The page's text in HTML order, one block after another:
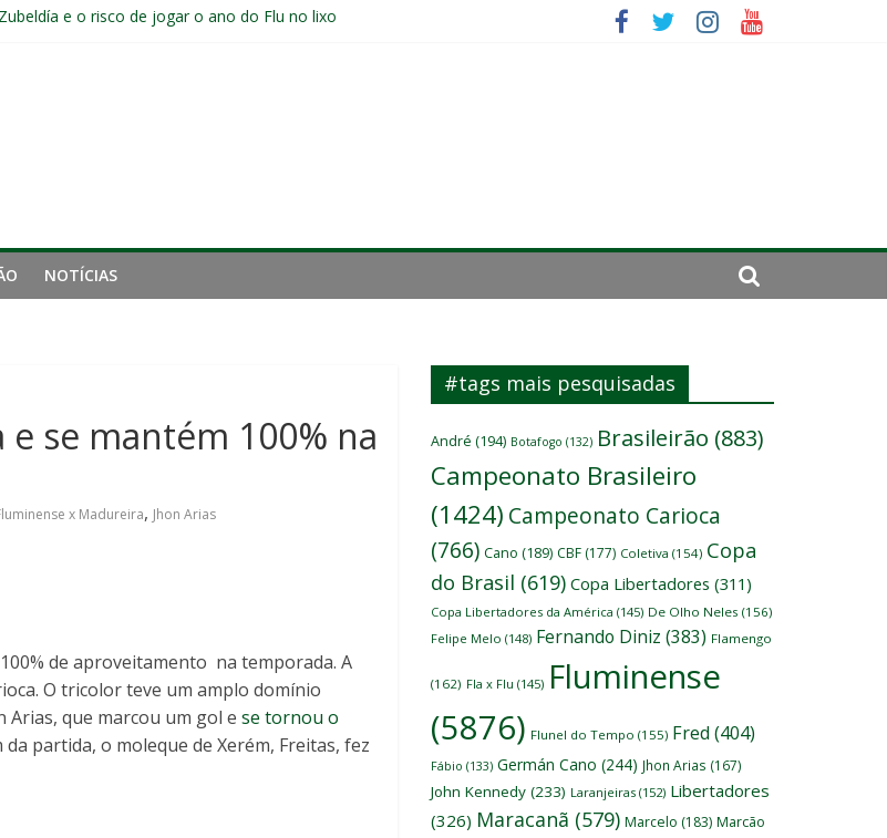
e o risco de jogar o ano do Flu no lixo
Fluminense de Zubeldía
para seis jogos, a pior sequência desde a crise de 2024
NOTÍCIAS
se mantém 100% na
x Madureira, Jhon Arias
de aproveitamento na temporada. A
O tricolor teve um amplo domínio
Arias, que marcou um gol e se tornou o
da partida, o moleque de Xerém, Freitas, fez
#tags mais pesquisadas
André (194) Botafogo (132) Brasileirão (883)
Campeonato Brasileiro
(1424) Campeonato Carioca
(766) Cano (189) CBF (177) Coletiva (154) Copa
do Brasil (619) Copa Libertadores (311)
Copa Libertadores da América (145) De Olho Neles (156)
Felipe Melo (148) Fernando Diniz (383) Flamengo
(162) Fla x Flu (145) Fluminense
(5876) Flunel do Tempo (155) Fred (404)
Fábio (133) Germán Cano (244) Jhon Arias (167)
John Kennedy (233) Laranjeiras (152) Libertadores
(326) Maracanã (579) Marcelo (183) Marcão